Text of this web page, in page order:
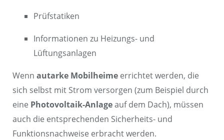
Prüfstatiken
Informationen zu Heizungs- und
Lüftungsanlagen
Wenn autarke Mobilheime errichtet werden, die
sich selbst mit Strom versorgen (zum Beispiel durch
eine Photovoltaik-Anlageauf dem Dach), müssen
auch die entsprechenden Sicherheits- und
Funktionsnachweise erbracht werden.